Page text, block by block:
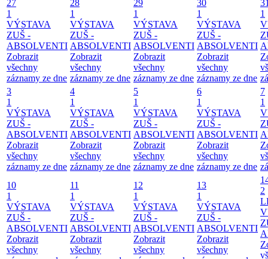
27
1
VÝSTAVA
ZUŠ -
ABSOLVENTI
Zobrazit
všechny
záznamy ze dne
28
1
VÝSTAVA
ZUŠ -
ABSOLVENTI
Zobrazit
všechny
záznamy ze dne
29
1
VÝSTAVA
ZUŠ -
ABSOLVENTI
Zobrazit
všechny
záznamy ze dne
30
1
VÝSTAVA
ZUŠ -
ABSOLVENTI
Zobrazit
všechny
záznamy ze dne
1
3
1
VÝSTAVA
ZUŠ -
ABSOLVENTI
Zobrazit
všechny
záznamy ze dne
4
1
VÝSTAVA
ZUŠ -
ABSOLVENTI
Zobrazit
všechny
záznamy ze dne
5
1
VÝSTAVA
ZUŠ -
ABSOLVENTI
Zobrazit
všechny
záznamy ze dne
6
1
VÝSTAVA
ZUŠ -
ABSOLVENTI
Zobrazit
všechny
záznamy ze dne
7
1
10
1
VÝSTAVA
ZUŠ -
ABSOLVENTI
Zobrazit
všechny
11
1
VÝSTAVA
ZUŠ -
ABSOLVENTI
Zobrazit
všechny
12
1
VÝSTAVA
ZUŠ -
ABSOLVENTI
Zobrazit
všechny
13
1
VÝSTAVA
ZUŠ -
ABSOLVENTI
Zobrazit
všechny
2